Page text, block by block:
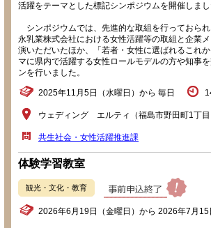
活躍をテーマとした標記シンポジウムを開催しまし
シンポジウムでは、先進的な取組を行っておら
永乳業株式会社における女性活躍等の取組と企業
演いただいたほか、「若者・女性に選ばれるこれ
マに県内で活躍する女性ロールモデルの方や知事
ンを行いました。
2025年11月5日（水曜日）から 毎日
ウェディング エルティ（福島市野田町1丁目
共生社会・女性活躍推進課
体験学習教室
観光・文化・教育
2026年6月19日（金曜日）から 2026年7月15